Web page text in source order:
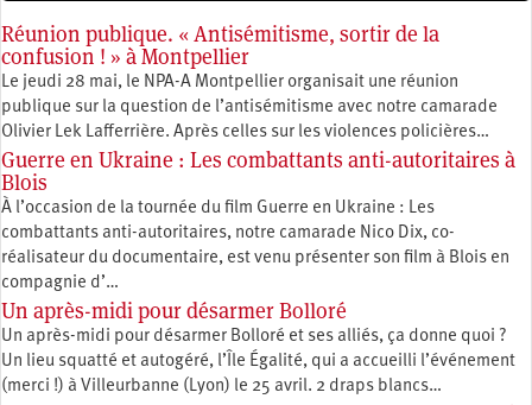
Réunion publique. « Antisémitisme, sortir de la
confusion ! » à Montpellier
Le jeudi 28 mai, le NPA-A Montpellier organisait une réunion
publique sur la question de l’antisémitisme avec notre camarade
Olivier Lek Lafferrière. Après celles sur les violences policières…
Guerre en Ukraine : Les combattants anti-autoritaires à
Blois
À l’occasion de la tournée du film Guerre en Ukraine : Les
combattants anti-autoritaires, notre camarade Nico Dix, co-
réalisateur du documentaire, est venu présenter son film à Blois en
compagnie d’…
Un après-midi pour désarmer Bolloré
Un après-midi pour désarmer Bolloré et ses alliés, ça donne quoi ?
Un lieu squatté et autogéré, l’Île Égalité, qui a accueilli l’événement
(merci !) à Villeurbanne (Lyon) le 25 avril. 2 draps blancs…